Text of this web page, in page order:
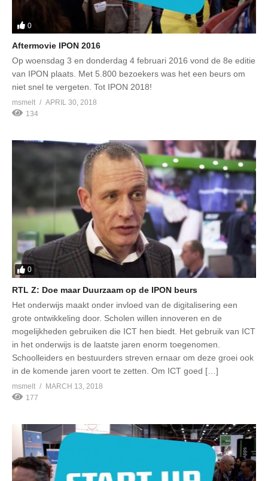
0
Aftermovie IPON 2016
Op woensdag 3 en donderdag 4 februari 2016 vond de 8e editie
van IPON plaats. Met 5.800 bezoekers was het een beurs om
niet snel te vergeten. Tot IPON 2018!
msmelt
APRIL 30, 2018
134
0
RTL Z: Doe maar Duurzaam op de IPON beurs
Het onderwijs maakt onder invloed van de digitalisering een
grote ontwikkeling door. Scholen willen innoveren en de
mogelijkheden gebruiken die ICT hen biedt. Het gebruik van ICT
in het onderwijs is de laatste jaren enorm toegenomen.
Schoolleiders en bestuurders streven ernaar om deze groei ook
in de komende jaren voort te zetten. Om ICT goed […]
msmelt
MARCH 13, 2018
177